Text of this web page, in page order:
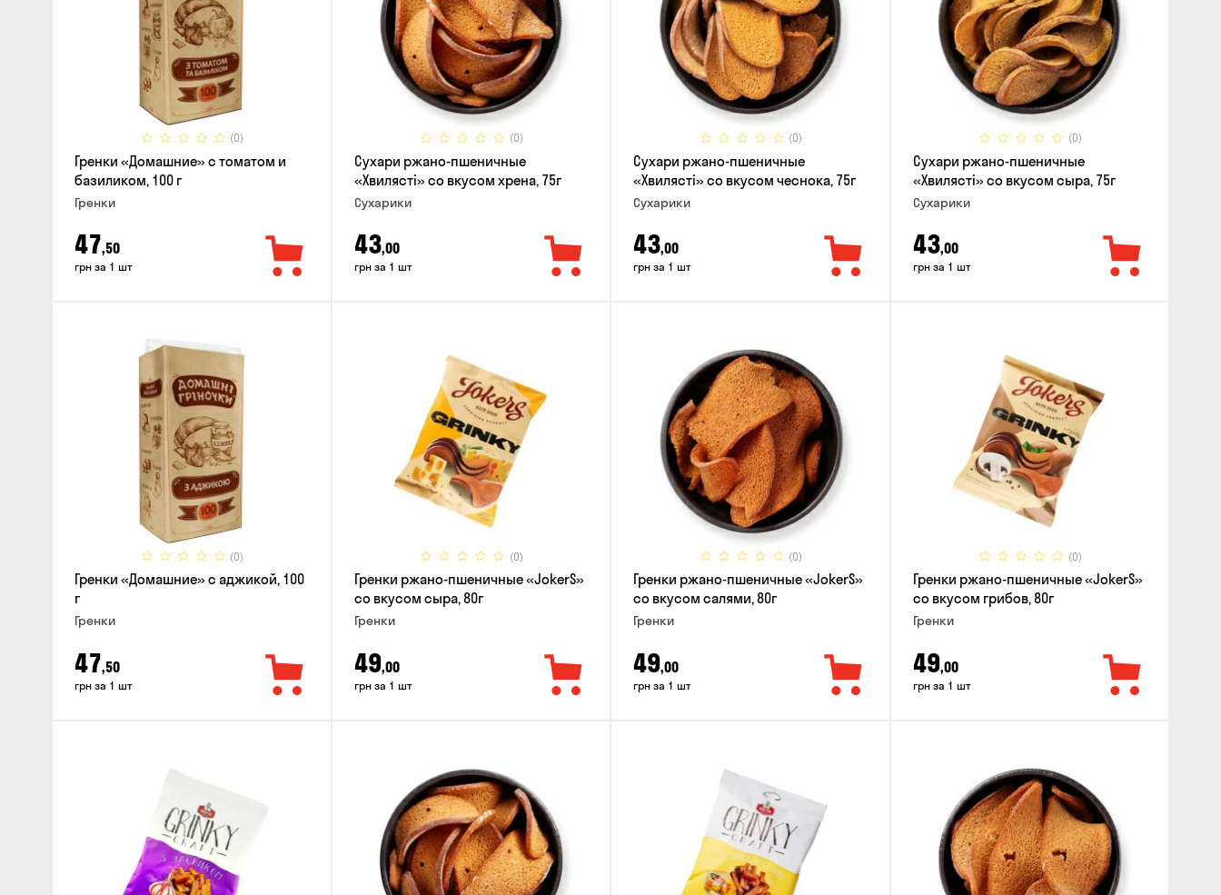
(0)
Гренки «Домашние» с томатом и
базиликом, 100 г
Гренки
47,50
грн за 1 шт
(0)
Сухари ржано-пшеничные
«Хвилясті» со вкусом хрена, 75г
Сухарики
43,00
грн за 1 шт
(0)
Сухари ржано-пшеничные
«Хвилясті» со вкусом чеснока, 75г
Сухарики
43,00
грн за 1 шт
(0)
Сухари ржано-пшеничные
«Хвилясті» со вкусом сыра, 75г
Сухарики
43,00
грн за 1 шт
(0)
Гренки «Домашние» с аджикой, 100
г
Гренки
47,50
грн за 1 шт
(0)
Гренки ржано-пшеничные «JokerS»
со вкусом сыра, 80г
Гренки
49,00
грн за 1 шт
(0)
Гренки ржано-пшеничные «JokerS»
со вкусом салями, 80г
Гренки
49,00
грн за 1 шт
(0)
Гренки ржано-пшеничные «JokerS»
со вкусом грибов, 80г
Гренки
49,00
грн за 1 шт